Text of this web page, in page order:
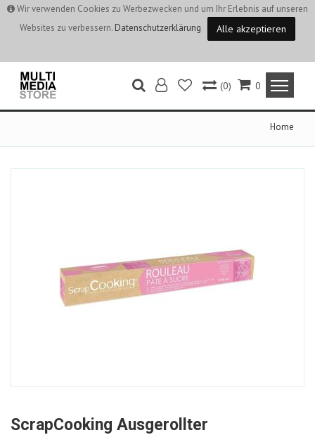
Wir verwenden Cookies zu Werbezwecken und um Ihr Erlebnis auf unseren
Websites zu verbessern. Datenschutzerklärung Alle akzeptieren
0
(0)
Home
ScrapCooking Ausgerollter